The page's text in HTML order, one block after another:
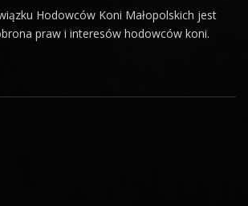
Hodowców Koni Małopolskich jest
praw i interesów hodowców koni.